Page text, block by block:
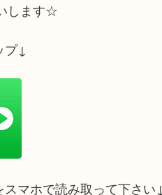
します☆
プ↓
マホで読み取って下さい↓